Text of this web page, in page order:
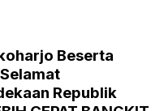
Beserta
Republik